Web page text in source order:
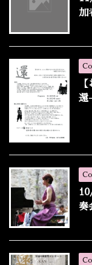
加
奏